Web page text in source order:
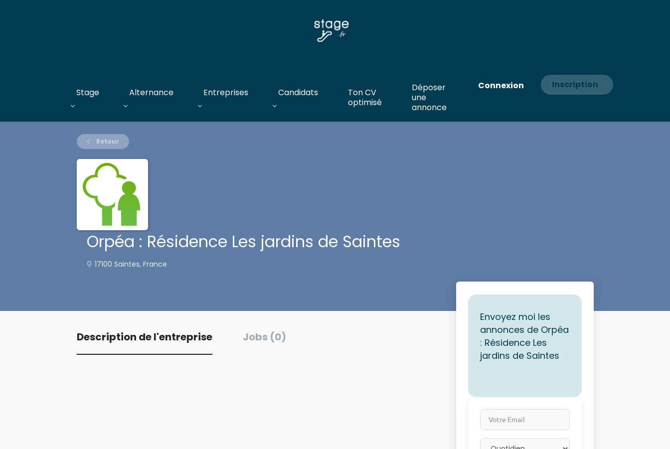
Connexion Inscription
Stage Alternance Entreprises Candidats
Ton CV
optimisé
Déposer
une
annonce
Retour
Orpéa : Résidence Les jardins de Saintes
17100 Saintes, France
Description de l'entreprise Jobs (0)
Envoyez moi les
annonces de Orpéa
: Résidence Les
jardins de Saintes
Votre Email
Email frequency